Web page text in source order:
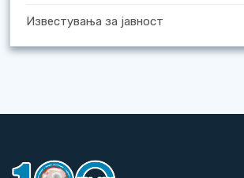
Известувања за јавност